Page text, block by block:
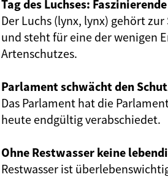
Tag des Luchses:
Der Luchs (lynx, lynx) gehört
und steht für eine der wenigen
Artenschutzes.
Parlament schwächt den
Das Parlament hat die
heute endgültig verabschiedet.
Ohne Restwasser keine
Restwasser ist